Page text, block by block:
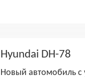
Hyundai DH-78
Новый автомобиль с